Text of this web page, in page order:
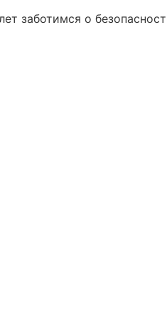
заботимся о